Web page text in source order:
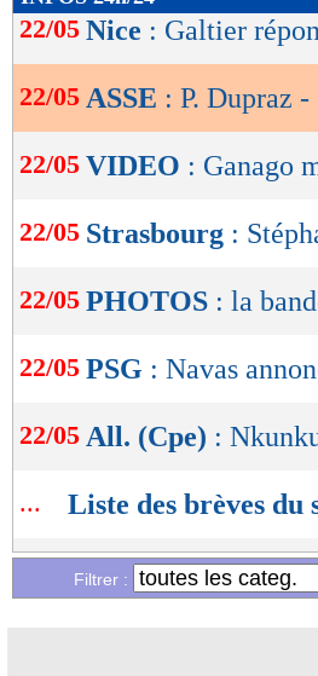
de
OK
22/05 Nice : Galtier
22/05 ASSE : P. Dupraz
22/05 VIDEO : Ganago
22/05 Strasbourg :
22/05 PHOTOS : la
22/05 PSG : Navas
22/05 All. (Cpe) :
... Liste des brèves du
Liste des brèves du
Filtrer :